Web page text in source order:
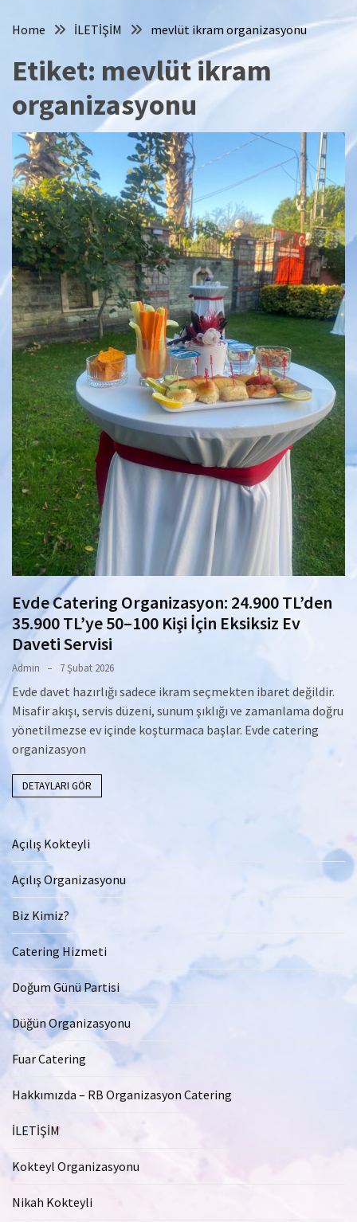
Home İLETİŞİM mevlüt ikram organizasyonu
Etiket: mevlüt ikram
organizasyonu
Evde Catering Organizasyon: 24.900 TL’den
35.900 TL’ye 50–100 Kişi İçin Eksiksiz Ev
Daveti Servisi
Admin 7 Şubat 2026
Evde davet hazırlığı sadece ikram seçmekten ibaret değildir.
Misafir akışı, servis düzeni, sunum şıklığı ve zamanlama doğru
yönetilmezse ev içinde koşturmaca başlar. Evde catering
organizasyon
DETAYLARI GÖR
Açılış Kokteyli
Açılış Organizasyonu
Biz Kimiz?
Catering Hizmeti
Doğum Günü Partisi
Düğün Organizasyonu
Fuar Catering
Hakkımızda – RB Organizasyon Catering
İLETİŞİM
Kokteyl Organizasyonu
Nikah Kokteyli